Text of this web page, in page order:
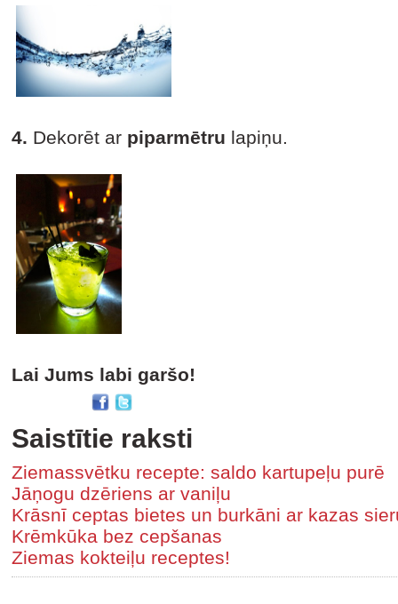
4. Dekorēt ar piparmētru lapiņu.
Lai Jums labi garšo!
Saistītie raksti
Ziemassvētku recepte: saldo kartupeļu purē
Jāņogu dzēriens ar vaniļu
Krāsnī ceptas bietes un burkāni ar kazas
Krēmkūka bez cepšanas
Ziemas kokteiļu receptes!